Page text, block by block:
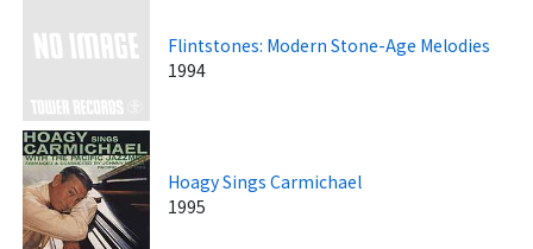
Flintstones: Modern Stone-Age Melodies
1994
Hoagy Sings Carmichael
1995